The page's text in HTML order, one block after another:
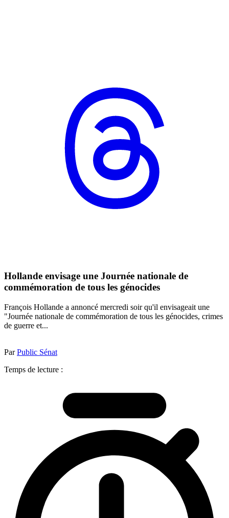
Hollande envisage une Journée nationale de
commémoration de tous les génocides
François Hollande a annoncé mercredi soir qu'il envisageait une
"Journée nationale de commémoration de tous les génocides, crimes
de guerre et...
ParPublic Sénat
Temps de lecture :